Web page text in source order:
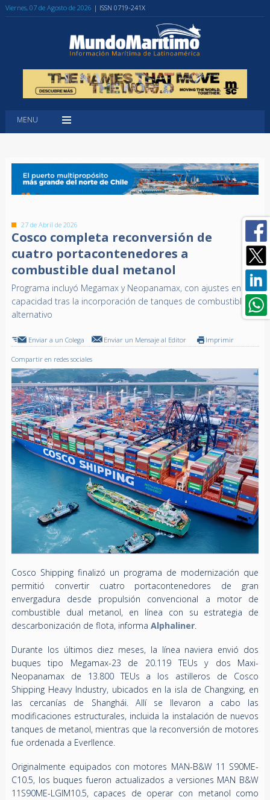
Viernes, 07 de Agosto de 2026 | ISSN 0719-241X
MENU
27 de Abril de 2026
Cosco completa reconversión de
cuatro portacontenedores a
combustible dual metanol
Programa incluyó Megamax y Neopanamax, con ajustes en
capacidad tras la incorporación de tanques de combustible
alternativo
Enviar a un Colega Enviar un Mensaje al Editor Imprimir
Compartir en redes sociales
Cosco Shipping finalizó un programa de modernización que
permitió convertir cuatro portacontenedores de gran
envergadura desde propulsión convencional a motor de
combustible dual metanol, en línea con su estrategia de
descarbonización de flota, informa Alphaliner.
Durante los últimos diez meses, la línea naviera envió dos
buques tipo Megamax-23 de 20.119 TEUs y dos Maxi-
Neopanamax de 13.800 TEUs a los astilleros de Cosco
Shipping Heavy Industry, ubicados en la isla de Changxing, en
las cercanías de Shanghái. Allí se llevaron a cabo las
modificaciones estructurales, incluida la instalación de nuevos
tanques de metanol, mientras que la reconversión de motores
fue ordenada a Everllence.
Originalmente equipados con motores MAN-B&W 11 S90ME-
C10.5, los buques fueron actualizados a versiones MAN B&W
11S90ME-LGIM10.5, capaces de operar con metanol como